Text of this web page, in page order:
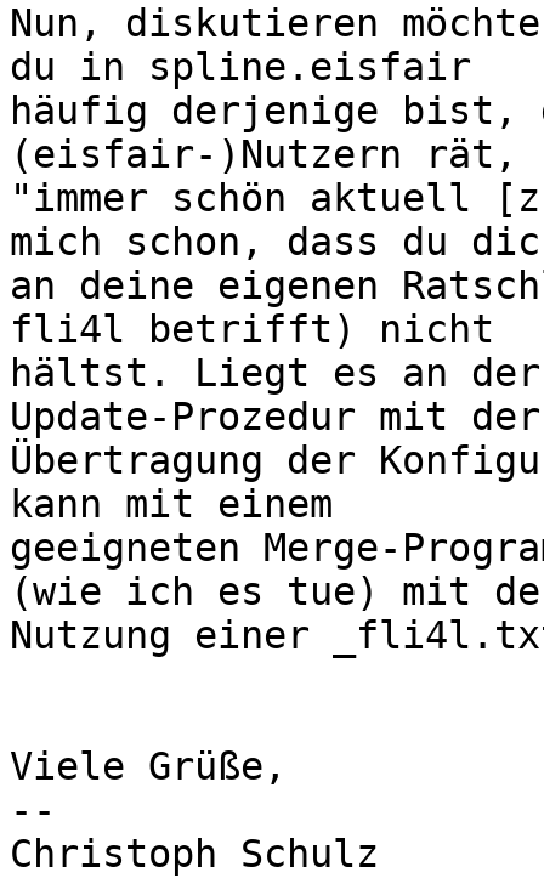
Nun, diskutieren
du in spline.eisfair
häufig derjenige bist,
(eisfair-)Nutzern rät,
"immer schön aktuell
mich schon, dass du
an deine eigenen
fli4l betrifft) nicht
hältst. Liegt es an
Update-Prozedur mit
Übertragung der
kann mit einem
geeigneten Merge-
(wie ich es tue) mit
Nutzung einer
Viele Grüße,
--
Christoph Schulz